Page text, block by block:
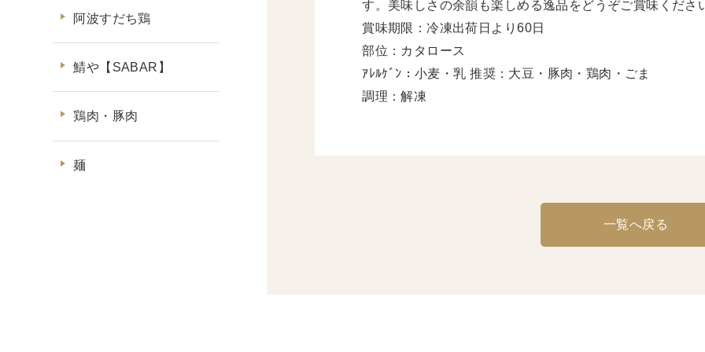
阿波すだち鶏
鯖や【SABAR】
鶏肉・豚肉
麺
す。美味しさの余韻も楽しめる逸品をどうぞご賞味くださ
賞味期限：冷凍出荷日より60日
部位：カタロース
ｱﾚﾙｹﾞﾝ：小麦・乳 推奨：大豆・豚肉・鶏肉・ごま
調理：解凍
一覧へ戻る